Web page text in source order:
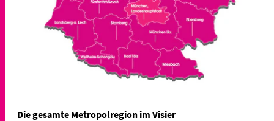
Die gesamte Metropolregion im Visier